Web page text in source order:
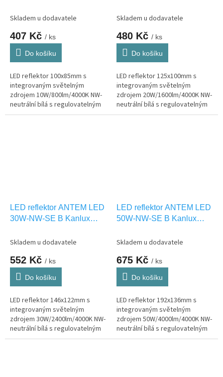
Skladem u dodavatele
407 Kč / ks
Do košíku
LED reflektor 100x85mm s
integrovaným světelným
zdrojem 10W/800lm/4000K NW-
neutrální bílá s regulovatelným
PIR čidlem pohybu, venkovní
Skladem u dodavatele
480 Kč / ks
Do košíku
LED reflektor 125x100mm s
integrovaným světelným
zdrojem 20W/1600lm/4000K NW-
neutrální bílá s regulovatelným
PIR čidlem pohybu, venkovní
LED reflektor ANTEM LED
30W-NW-SE B Kanlux
Skladem u dodavatele
552 Kč / ks
Do košíku
LED reflektor 146x122mm s
integrovaným světelným
zdrojem 30W/2400lm/4000K NW-
neutrální bílá s regulovatelným
PIR čidlem pohybu, venkovní
LED reflektor ANTEM LED
50W-NW-SE B Kanlux
Skladem u dodavatele
675 Kč / ks
Do košíku
LED reflektor 192x136mm s
integrovaným světelným
zdrojem 50W/4000lm/4000K NW-
neutrální bílá s regulovatelným
PIR čidlem pohybu, venkovní